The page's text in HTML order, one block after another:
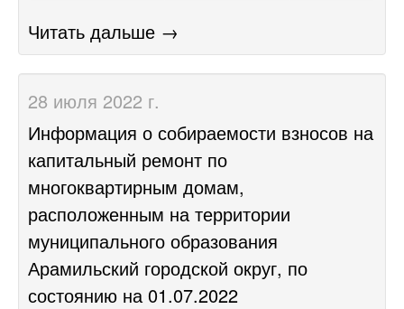
Читать дальше →
28 июля 2022 г.
Информация о собираемости взносов на
капитальный ремонт по
многоквартирным домам,
расположенным на территории
муниципального образования
Арамильский городской округ, по
состоянию на 01.07.2022